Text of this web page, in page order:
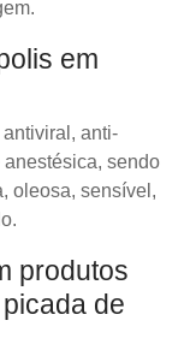
em
anti-
sendo
oleosa, sensível,
produtos
de